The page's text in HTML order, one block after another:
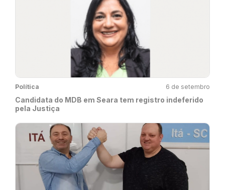
Política 6 de setembro
Candidata do MDB em Seara tem registro indeferido
pela Justiça